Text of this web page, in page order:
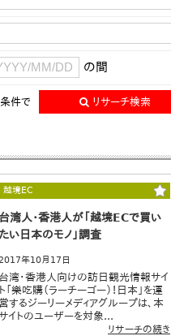
の間
件で リサーチ検索
越境EC
台湾人・香港人が「越境ECで買い
たい日本のモノ」調査
年10月17日
台湾・香港人向けの訪日観光情報サイ
ト「樂吃購（ラーチーゴー）！日本」を運
営するジーリーメディアグループは、本
イトのユーザーを対象...
リサーチの続き